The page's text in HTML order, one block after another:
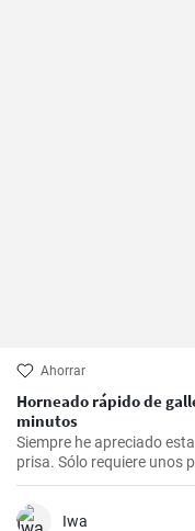
Ahorrar
Horneado rápido de
minutos
Siempre he apreciado
prisa. Sólo requiere unos
tiene en casa, y en
unas deliciosas galletas
sabor dulce, siempre eran
Iwa